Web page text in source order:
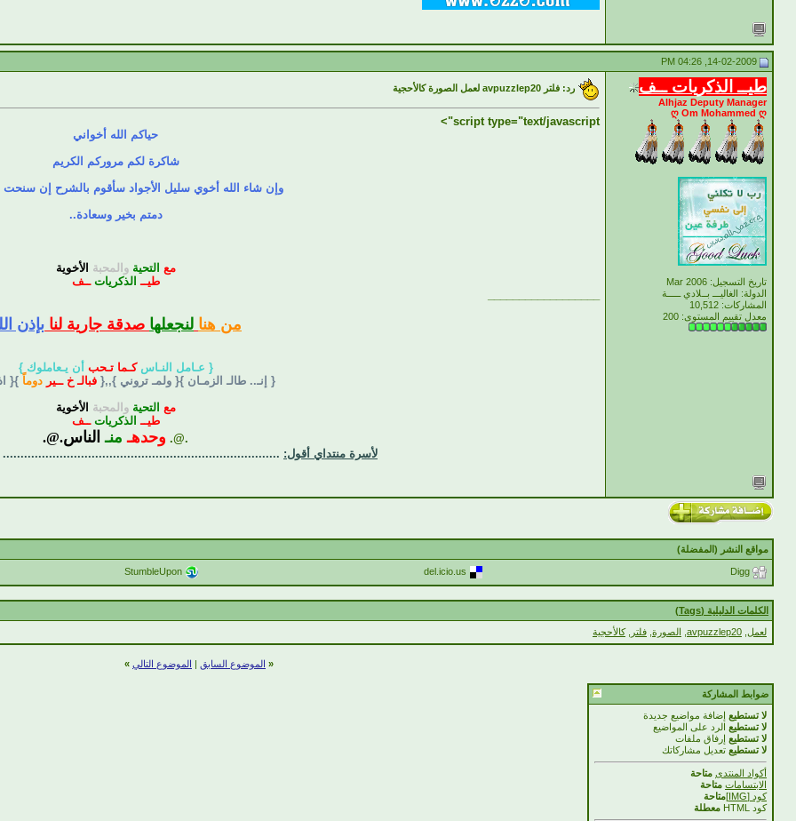
طيــ الذكريات ــف
Alhjaz Deputy Manager
ღ Om Mohammed ღ
تاريخ التسجيل: Mar 2006
الدولة: الغاليـــ بــلادي ـــــة
المشاركات: 10,512
معدل تقييم المستوى: 200
رد: فلتر avpuzzlep20 لعمل الصورة كالأحجية
script type="text/javascript">
حياكم الله أخواني
شاكرة لكم مروركم الكريم
وإن شاء الله أخوي سليل الأجواد سأقوم بالشرح إن
دمتم بخير وسعادة..
مع التحيةوالمحبة الأخوية
طيــ الذكرياتــف
من هنا لنجعلها صدقة جارية لنا بإذن
{ عـامل النـاسكـما تـحب أن يـعاملوك }
{ إنـ.. طالـ الزمـان }{ ولمـ تروني },,{ فبالـ خ ــير دوماً }{
مع التحيةوالمحبة الأخوية
طيــ الذكرياتــف
.@. وحدهـ منـ الناس.@.
لأسرة منتداي أقول: ..............................................................................
مواقع النشر (المفضلة)
Digg
del.icio.us
StumbleUpon
الكلمات الدليلية (Tags)
لعمل avpuzzlep20 الصورة فلتر ,كالأحجية
« الموضوع السابق الموضوع التالي »
ضوابط المشاركة
لا تستطيع إضافة مواضيع جديدة
لا تستطيع الرد على المواضيع
لا تستطيع إرفاق ملفات
لا تستطيع تعديل مشاركاتك
أكواد المنتدى متاحة
الابتسامات متاحة
كود [IMG]
متاحة
كود HTML
معطلة